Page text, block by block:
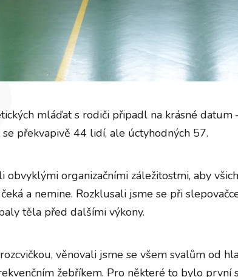
mláďat s rodiči připadl na krásné datum
překvapivě 44 lidí, ale úctyhodných 57.
obvyklými organizačními záležitostmi, aby
a nemine. Rozklusali jsme se při
těla před dalšími výkony.
věnovali jsme se všem svalům od
žebříkem. Pro některé to bylo první